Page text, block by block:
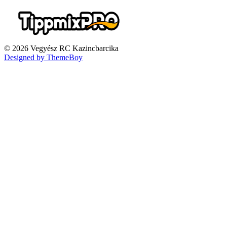
© 2026 Vegyész RC Kazincbarcika
Designed by ThemeBoy